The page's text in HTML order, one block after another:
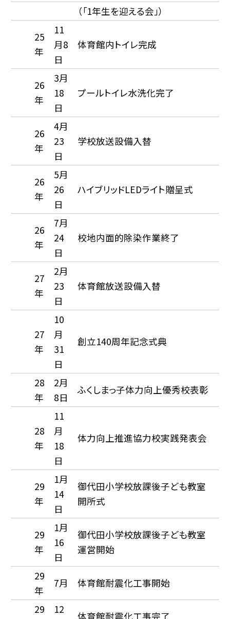
（「1年生を迎える会」）
25
年
11
月8
日
体育館内トイレ完成
26
年
3月
18
日
プールトイレ水洗化完了
26
年
4月
23
日
学校放送設備入替
26
年
5月
26
日
ハイブリッドLEDライト贈呈式
26
年
7月
24
日
校地内面的除染作業終了
27
年
2月
23
日
体育館放送設備入替
27
年
10
月
31
日
創立140周年記念式典
28
年
2月
8日
ふくしまっ子体力向上優秀校表彰
28
年
11
月
18
日
体力向上推進協力校実践発表会
29
年
1月
14
日
御代田小学校放課後子ども教室
開所式
29
年
1月
16
日
御代田小学校放課後子ども教室
運営開始
29
年
7月 体育館耐震化工事開始
29
12
体育館耐震化工事完了